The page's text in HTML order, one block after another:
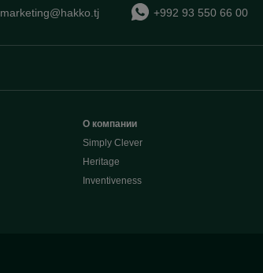
marketing@hakko.tj +992 93 550 66 00
О компании
Simply Clever
Heritage
Inventiveness